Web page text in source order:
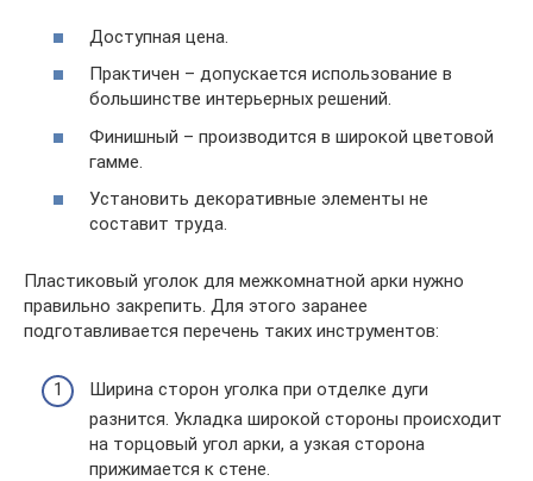
Доступная цена.
Практичен – допускается использование в
большинстве интерьерных решений.
Финишный – производится в широкой цветовой
гамме.
Установить декоративные элементы не
составит труда.
Пластиковый уголок для межкомнатной арки нужно
правильно закрепить. Для этого заранее
подготавливается перечень таких инструментов:
Ширина сторон уголка при отделке дуги
разнится. Укладка широкой стороны происходит
на торцовый угол арки, а узкая сторона
прижимается к стене.